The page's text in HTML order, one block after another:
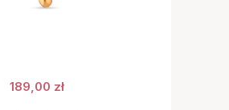
189,00 zł